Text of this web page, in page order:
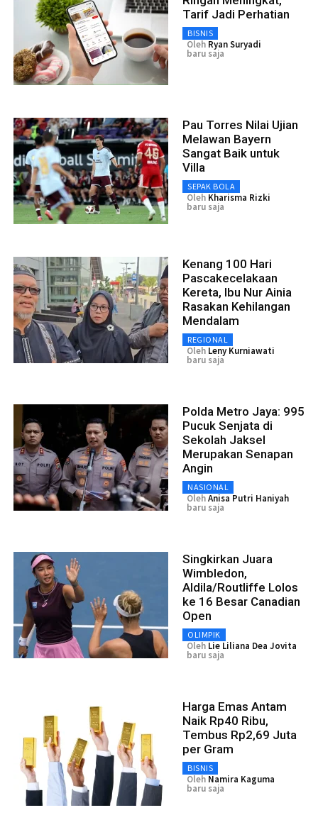
Tarif Jadi Perhatian
BISNIS
Oleh Ryan Suryadi
baru saja
Pau Torres Nilai Ujian
Melawan Bayern
Sangat Baik untuk
Villa
SEPAK BOLA
Oleh Kharisma Rizki
baru saja
Kenang 100 Hari
Pascakecelakaan
Kereta, Ibu Nur Ainia
Rasakan Kehilangan
Mendalam
REGIONAL
Oleh Leny Kurniawati
baru saja
Polda Metro Jaya: 995
Pucuk Senjata di
Sekolah Jaksel
Merupakan Senapan
Angin
NASIONAL
OlehAnisa Putri Haniyah
baru saja
Singkirkan Juara
Wimbledon,
Aldila/Routliffe Lolos
ke 16 Besar Canadian
Open
OLIMPIK
Oleh Lie Liliana Dea Jovita
baru saja
Harga Emas Antam
Naik Rp40 Ribu,
Tembus Rp2,69 Juta
per Gram
BISNIS
Oleh Namira Kaguma
baru saja